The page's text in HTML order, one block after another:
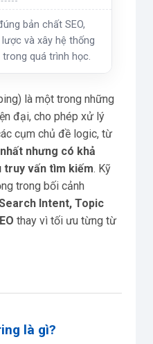
bản chất SEO,
và xây hệ thống
quá trình học.
là một trong những
đại, cho phép xử lý
cụm chủ đề logic, từ
nhưng có khả
truy vấn tìm kiếm. Kỹ
trong bối cảnh
Intent, Topic
thay vì tối ưu từng từ
là gì?